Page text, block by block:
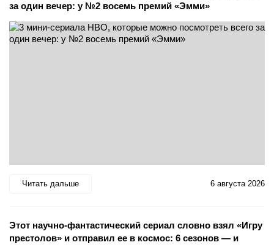
за один вечер: у №2 восемь премий «Эмми»
Читать дальше 6 августа 2026
Этот научно-фантастический сериал словно взял «Игру
престолов» и отправил ее в космос: 6 сезонов — и